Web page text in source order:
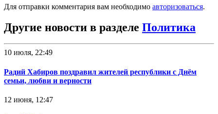
Для отправки комментария вам необходимо авторизоваться.
Другие новости в разделе Политика
10 июля, 22:49
Радий Хабиров поздравил жителей республики с Днём
семьи, любви и верности
12 июня, 12:47